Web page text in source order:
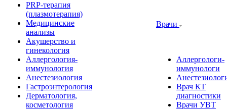
PRP-терапия
(плазмотерапия)
Медицинские
анализы
Акушерство и
гинекология
Аллергология-
иммунология
Анестезиология
Гастроэнтерология
Дерматология,
косметология
Врачи
Аллергологи-
иммунологи
Врач КТ
диагностики
Врачи УВТ